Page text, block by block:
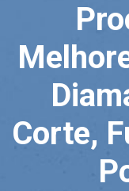
Corte,